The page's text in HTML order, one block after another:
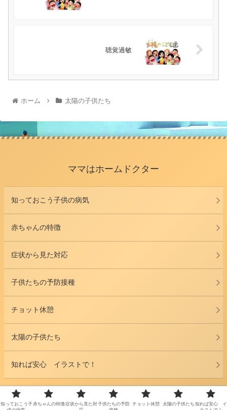
聴覚過敏
ホーム 太陽の子供たち
ママはホームドクター
知っておこう子供の病気
赤ちゃんの特徴
症状から見た対応
子供たちの予防接種
チョット休憩
太陽の子供たち
知れば安心 イラストで！
Copyright © 2021-2026 ママはホームドクター All Rights Reserved.
知っておこう子赤ちゃんの特徴症状から見た対子供たちの予防 チョット休憩 太陽の子供たち 知れば安心 イ